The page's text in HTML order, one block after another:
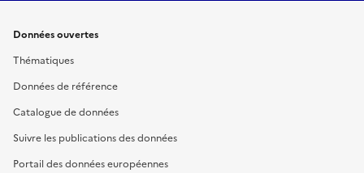
Données ouvertes
Thématiques
Données de référence
Catalogue de données
Suivre les publications des données
Portail des données européennes